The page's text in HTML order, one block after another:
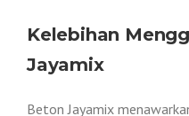
Kelebihan
Jayamix
Beton Jayamix